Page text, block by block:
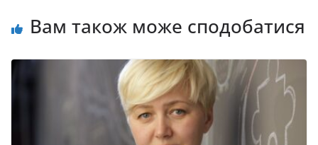
Вам також може сподобатися